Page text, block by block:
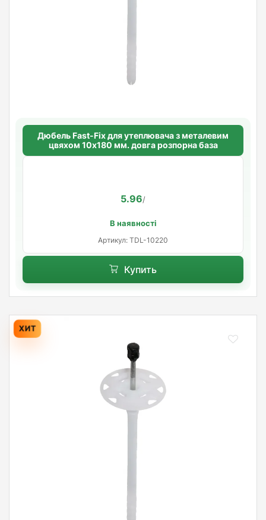
Дюбель Fast-Fix для утеплювача з металевим
цвяхом 10х180 мм. довга розпорна база
5.96/
В наявності
Артикул: TDL-10220
Купить
ХИТ